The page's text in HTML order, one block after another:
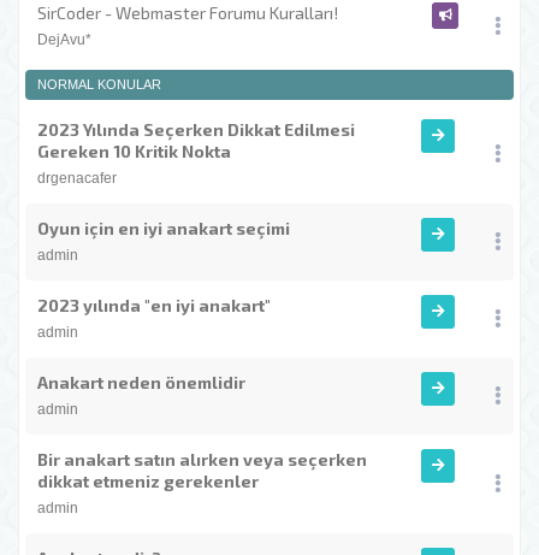
SirCoder - Webmaster Forumu Kuralları!
DejAvu*
NORMAL KONULAR
2023 Yılında Seçerken Dikkat Edilmesi
Gereken 10 Kritik Nokta
drgenacafer
Oyun için en iyi anakart seçimi
admin
2023 yılında "en iyi anakart"
admin
Anakart neden önemlidir
admin
Bir anakart satın alırken veya seçerken
dikkat etmeniz gerekenler
admin